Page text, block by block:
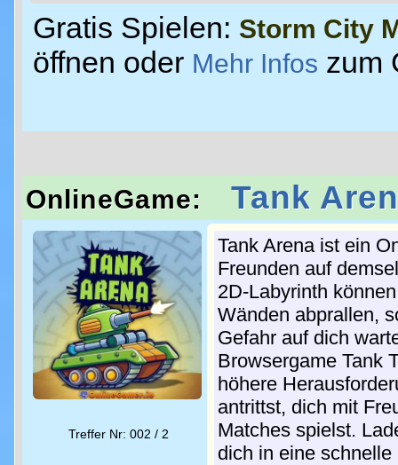
Gratis Spielen: Storm City
öffnen oder Mehr Infos zum
OnlineGame: Tank
Treffer Nr: 002 / 2
Tank Arena ist ein
Freunden auf
2D-Labyrinth
Wänden abprallen,
Gefahr auf dich
Browsergame Tank
höhere
antrittst, dich mit
Matches spielst.
dich in eine